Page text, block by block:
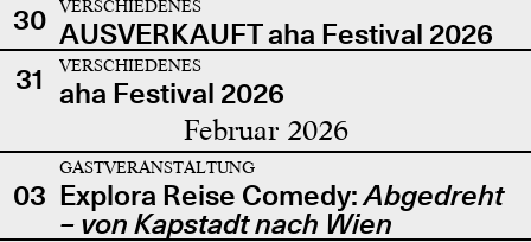
30
VERSCHIEDENES
AUSVERKAUFT aha Festival 2026
31
VERSCHIEDENES
aha Festival 2026
Februar 2026
03
GASTVERANSTALTUNG
Explora Reise Comedy:Abgedreht
– von Kapstadt nach Wien